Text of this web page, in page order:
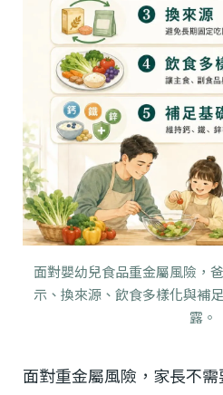
面對嬰幼兒食品重金屬風險，
示、換來源、飲食多樣化與補
露。
面對重金屬風險，家長不